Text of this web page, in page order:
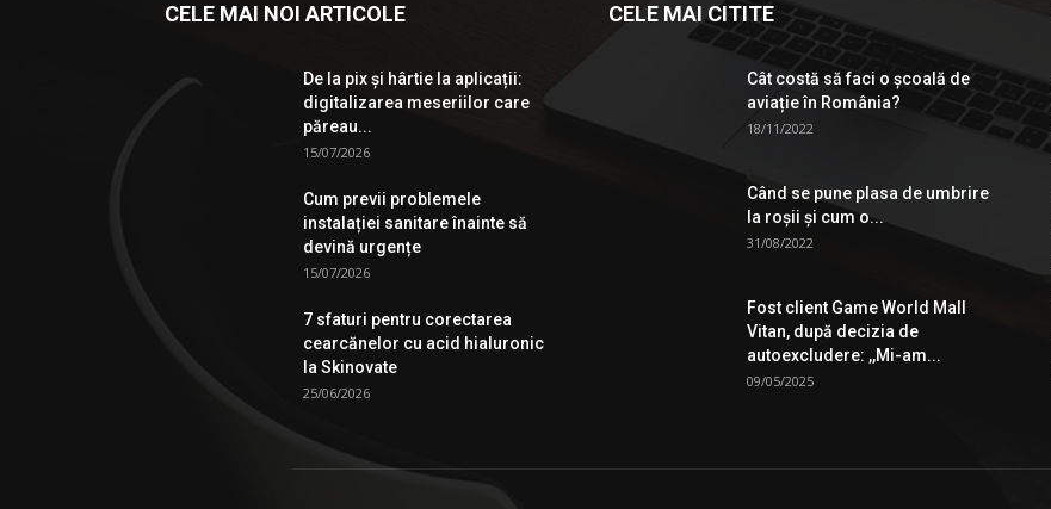
CELE MAI NOI ARTICOLE
De la pix şi hârtie la aplicații:
digitalizarea meseriilor care
păreau...
15/07/2026
Cum previi problemele
instalației sanitare înainte să
devină urgențe
15/07/2026
7 sfaturi pentru corectarea
cearcănelor cu acid hialuronic
la Skinovate
25/06/2026
CELE MAI CITITE
Cât costă să faci o școală de
aviație în România?
18/11/2022
Când se pune plasa de umbrire
la roşii şi cum o...
31/08/2022
Fost client Game World Mall
Vitan, după decizia de
autoexcludere: ,,Mi-am...
09/05/2025